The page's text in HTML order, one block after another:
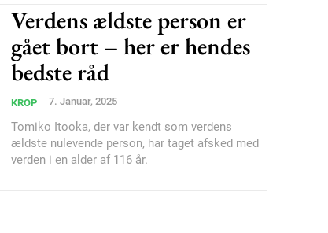
Nullam eu erat condimentum
Donec quis est ac felis
Orci varius natoque dolor
YEARLY PRICING
Verdens ældste person er
gået bort – her er hendes
bedste råd
KROP 7. Januar, 2025
Tomiko Itooka, der var kendt som verdens
ældste nulevende person, har taget afsked med
verden i en alder af 116 år.